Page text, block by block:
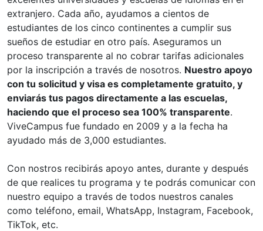
extranjero. Cada año, ayudamos a cientos de
estudiantes de los cinco continentes a cumplir sus
sueños de estudiar en otro país. Aseguramos un
proceso transparente al no cobrar tarifas adicionales
por la inscripción a través de nosotros. Nuestro apoyo
con tu solicitud y visa es completamente gratuito, y
enviarás tus pagos directamente a las escuelas,
haciendo que el proceso sea 100% transparente.
ViveCampus fue fundado en 2009 y a la fecha ha
ayudado más de 3,000 estudiantes.
Con nostros recibirás apoyo antes, durante y después
de que realices tu programa y te podrás comunicar con
nuestro equipo a través de todos nuestros canales
como teléfono, email, WhatsApp, Instagram, Facebook,
TikTok, etc.